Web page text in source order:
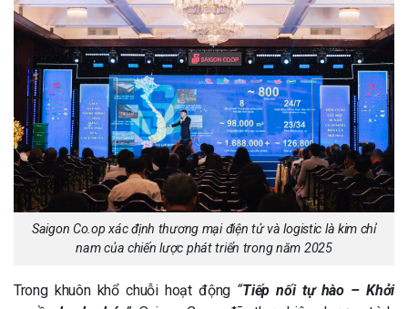
Saigon Co.op xác định thương mại điện tử và logistic là kim chỉ
nam của chiến lược phát triển trong năm 2025
Trong khuôn khổ chuỗi hoạt động “Tiếp nối tự hào – Khởi